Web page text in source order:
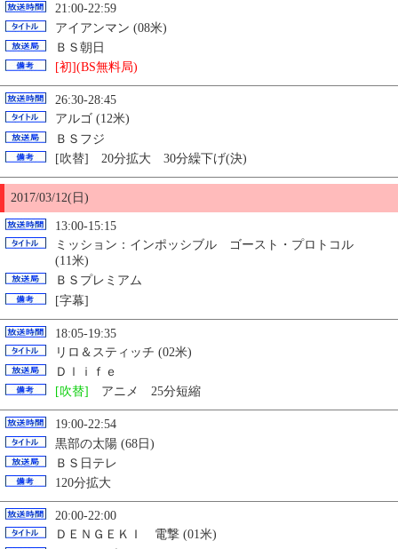
21:00-22:59
アイアンマン (08米)
ＢＳ朝日
[初](BS無料局)
26:30-28:45
アルゴ (12米)
ＢＳフジ
[吹替] 20分拡大 30分繰下げ(決)
2017/03/12(日)
13:00-15:15
ミッション：インポッシブル ゴースト・プロトコル
(11米)
ＢＳプレミアム
[字幕]
18:05-19:35
リロ＆スティッチ (02米)
Ｄｌｉｆｅ
[吹替]
アニメ 25分短縮
19:00-22:54
黒部の太陽 (68日)
ＢＳ日テレ
120分拡大
20:00-22:00
ＤＥＮＧＥＫＩ 電撃 (01米)